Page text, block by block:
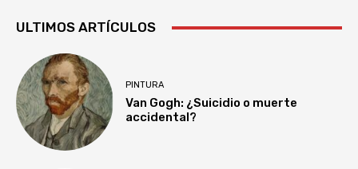
ULTIMOS ARTÍCULOS
PINTURA
Van Gogh: ¿Suicidio o muerte
accidental?